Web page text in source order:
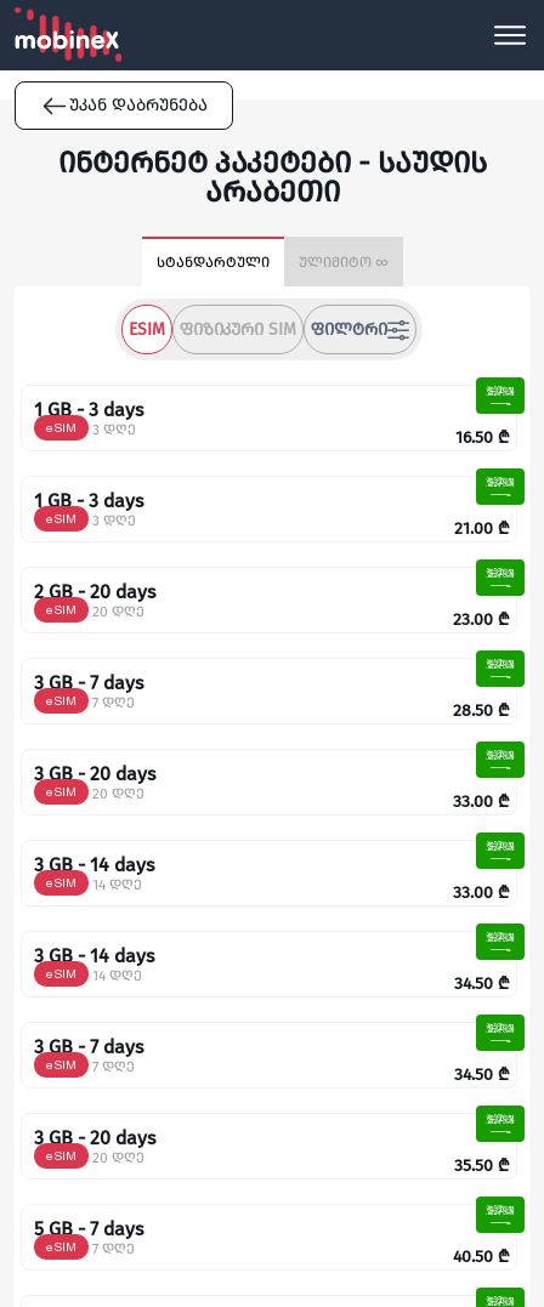
უკან დაბრუნება
ინტერნეტ პაკეტები - საუდის
არაბეთი
სტანდარტული ულიმიტო ∞
ESIM ᲤᲘᲖᲘᲙᲣᲠᲘ SIM ᲤᲘᲚᲢᲠᲘ
1 GB - 3 days
eSIM 3 დღე 16.50 ₾
1 GB - 3 days
eSIM 3 დღე 21.00 ₾
2 GB - 20 days
eSIM 20 დღე 23.00 ₾
3 GB - 7 days
eSIM 7 დღე 28.50 ₾
3 GB - 20 days
eSIM 20 დღე 33.00 ₾
3 GB - 14 days
eSIM 14 დღე 33.00 ₾
3 GB - 14 days
eSIM 14 დღე 34.50 ₾
3 GB - 7 days
eSIM 7 დღე 34.50 ₾
3 GB - 20 days
eSIM 20 დღე 35.50 ₾
5 GB - 7 days
eSIM 7 დღე 40.50 ₾